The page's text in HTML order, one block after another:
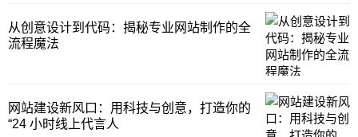
从创意设计到代码：揭秘专业网站制作的全
流程魔法
网站建设新风口：用科技与创意，打造你的
“24 小时线上代言人